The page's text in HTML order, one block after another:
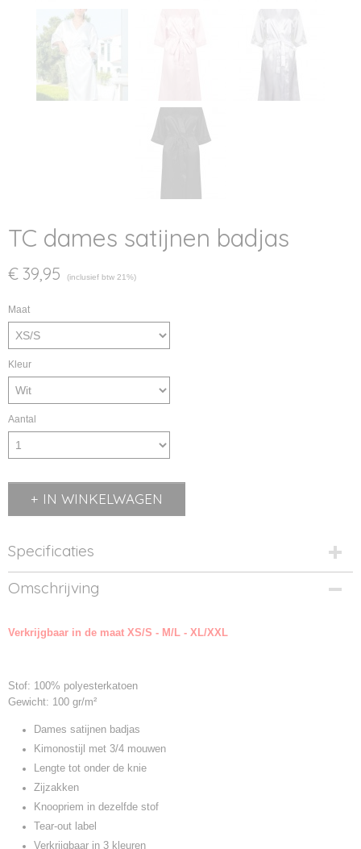
TC dames satijnen badjas
€ 39,95 (inclusief btw 21%)
Maat
Kleur
Aantal
IN WINKELWAGEN
Specificaties
Productcode
TC054-1
TC0054
Omschrijving
Verkrijgbaar in de maat XS/S - M/L - XL/XXL
Stof: 100% polyesterkatoen
Gewicht: 100 gr/m²
Dames satijnen badjas
Kimonostijl met 3/4 mouwen
Lengte tot onder de knie
Zijzakken
Knoopriem in dezelfde stof
Tear-out label
Verkrijgbaar in 3 kleuren